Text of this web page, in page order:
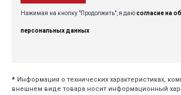
Нажимая на кнопку "Продолжить", я даюсогласие на
персональных данных
* Информация о технических характеристиках,
внешнем виде товара носит информационный